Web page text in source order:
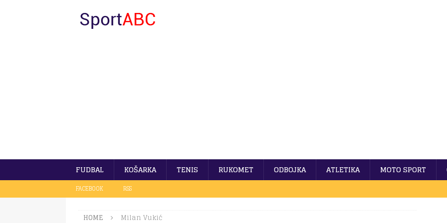
FUDBAL KOŠARKA TENIS RUKOMET ODBOJKA ATLETIKA MOTO SPORT
FACEBOOK RSS
HOME Milan Vukić